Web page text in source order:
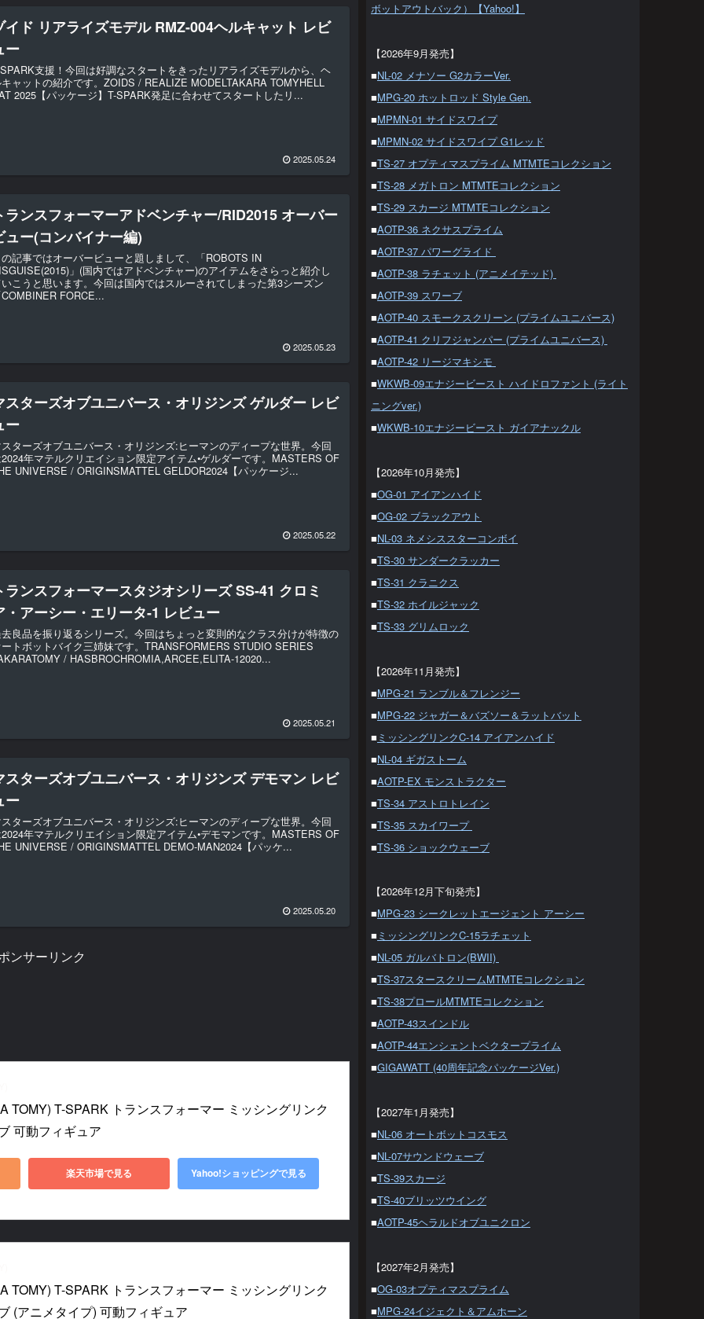
イド リアライズモデル RMZ-004ヘルキャット レビ
ー
支援！今回は好調なスタートをきったリアライズモデルから、ヘ
ャットの紹介です。ZOIDS / REALIZE MODELTAKARA TOMYHELL
2025【パッケージ】T-SPARK発足に合わせてスタートしたリ...
2025.05.24
ランスフォーマーアドベンチャー/RID2015 オーバー
ュー(コンバイナー編)
記事ではオーバービューと題しまして、「ROBOTS IN
」(国内ではアドベンチャー)のアイテムをさらっと紹介し
こうと思います。今回は国内ではスルーされてしまった第3シーズン
FORCE...
2025.05.23
スターズオブユニバース・オリジンズ ゲルダー レビ
ー
ターズオブユニバース・オリジンズ:ヒーマンのディープな世界。今回
年マテルクリエイション限定アイテム•ゲルダーです。MASTERS OF
UNIVERSE / ORIGINSMATTEL GELDOR2024【パッケージ...
2025.05.22
ランスフォーマースタジオシリーズ SS-41 クロミ
・アーシー・エリータ-1 レビュー
良品を振り返るシリーズ。今回はちょっと変則的なクラス分けが特徴の
トボットバイク三姉妹です。TRANSFORMERS STUDIO SERIES
/ HASBROCHROMIA,ARCEE,ELITA-12020...
2025.05.21
スターズオブユニバース・オリジンズ デモマン レビ
ー
ターズオブユニバース・オリジンズ:ヒーマンのディープな世界。今回
年マテルクリエイション限定アイテム•デモマンです。MASTERS OF
UNIVERSE / ORIGINSMATTEL DEMO-MAN2024【パッケ...
2025.05.20
ンサーリンク
TOMY) T-SPARK トランスフォーマー ミッシングリンク
可動フィギュア
楽天市場で見る Yahoo!ショッピングで見る
TOMY) T-SPARK トランスフォーマー ミッシングリンク
(アニメタイプ) 可動フィギュア
ボットアウトバック）【Yahoo!】
【2026年9月発売】
■NL-02 メナソー G2カラーVer.
■MPG-20 ホットロッド Style Gen.
■MPMN-01 サイドスワイプ
■MPMN-02 サイドスワイプ G1レッド
■TS-27 オプティマスプライム MTMTEコレクション
■TS-28 メガトロン MTMTEコレクション
■TS-29 スカージ MTMTEコレクション
■AOTP-36 ネクサスプライム
■AOTP-37 パワーグライド
■AOTP-38 ラチェット (アニメイテッド)
■AOTP-39 スワーブ
■AOTP-40 スモークスクリーン (プライムユニバース)
■AOTP-41 クリフジャンパー (プライムユニバース)
■AOTP-42 リージマキシモ
■WKWB-09エナジービースト ハイドロファント (ライト
ニングver.)
■WKWB-10エナジービースト ガイアナックル
【2026年10月発売】
■OG-01 アイアンハイド
■OG-02 ブラックアウト
■NL-03 ネメシススターコンボイ
■TS-30 サンダークラッカー
■TS-31 クラニクス
■TS-32 ホイルジャック
■TS-33 グリムロック
【2026年11月発売】
■MPG-21 ランブル＆フレンジー
■MPG-22 ジャガー＆バズソー＆ラットバット
■ ミッシングリンクC-14 アイアンハイド
■NL-04 ギガストーム
■AOTP-EX モンストラクター
■TS-34 アストロトレイン
■TS-35 スカイワープ
■TS-36 ショックウェーブ
【2026年12月下旬発売】
■MPG-23 シークレットエージェント アーシー
■ ミッシングリンクC-15ラチェット
■NL-05 ガルバトロン(BWII)
■TS-37スタースクリームMTMTEコレクション
■TS-38プロールMTMTEコレクション
■AOTP-43スインドル
■AOTP-44エンシェントベクタープライム
■GIGAWATT (40周年記念パッケージVer.)
【2027年1月発売】
■NL-06 オートボットコスモス
■NL-07サウンドウェーブ
■TS-39スカージ
■TS-40ブリッツウイング
■AOTP-45ヘラルドオブユニクロン
【2027年2月発売】
■OG-03オプティマスプライム
■MPG-24イジェクト＆アムホーン